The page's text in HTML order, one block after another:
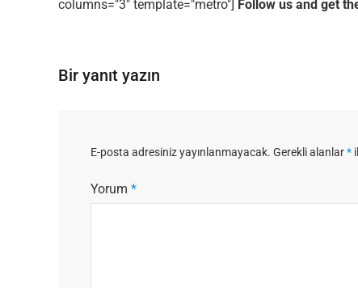
columns="3" template="metro"] Follow us and get
Bir yanıt yazın
E-posta adresiniz yayınlanmayacak. Gerekli alanlar*
Yorum *